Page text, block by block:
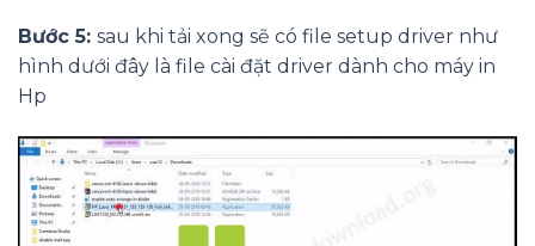
Bước 5: sau khi tải xong sẽ có file setup driver như
hình dưới đây là file cài đặt driver dành cho máy in
Hp